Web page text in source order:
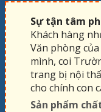
Sự tận tâm
Khách hàng
Văn phòng
mình, coi
trang bị nội
cho chính con
Sản phẩm